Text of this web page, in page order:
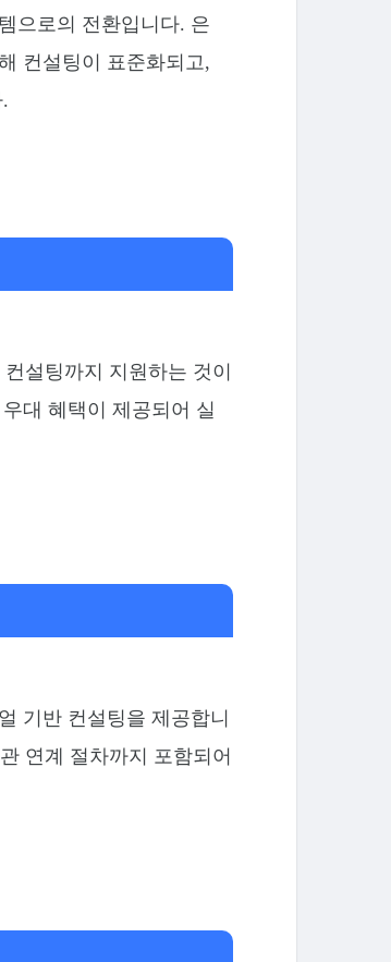
으로의 전환입니다. 은
컨설팅이 표준화되고,
설팅까지 지원하는 것이
대 혜택이 제공되어 실
기반 컨설팅을 제공합니
연계 절차까지 포함되어